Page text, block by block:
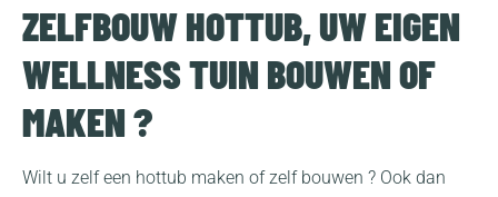
ZELFBOUW HOTTUB, UW EIGEN
WELLNESS TUIN BOUWEN OF
MAKEN ?
Wilt u zelf een hottub maken of zelf bouwen ? Ook dan